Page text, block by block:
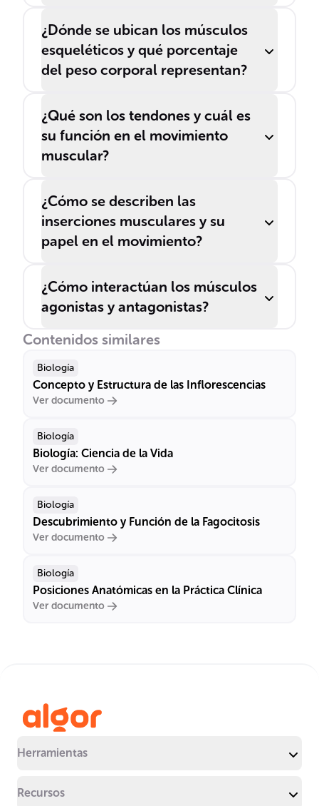
¿Dónde se ubican los músculos
esqueléticos y qué porcentaje
del peso corporal representan?
¿Qué son los tendones y cuál es
su función en el movimiento
muscular?
¿Cómo se describen las
inserciones musculares y su
papel en el movimiento?
¿Cómo interactúan los músculos
agonistas y antagonistas?
Contenidos similares
Biología
Concepto y Estructura de las Inflorescencias
Ver documento
Biología
Biología: Ciencia de la Vida
Ver documento
Biología
Descubrimiento y Función de la Fagocitosis
Ver documento
Biología
Posiciones Anatómicas en la Práctica Clínica
Ver documento
Herramientas
Recursos